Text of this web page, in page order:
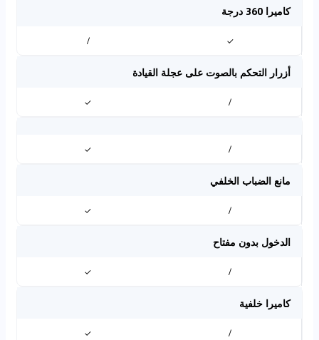
كاميرا 360 درجة
✓
/
أزرار التحكم بالصوت على عجلة القيادة
/
✓
/
✓
مانع الضباب الخلفي
/
✓
الدخول بدون مفتاح
/
✓
كاميرا خلفية
/
✓